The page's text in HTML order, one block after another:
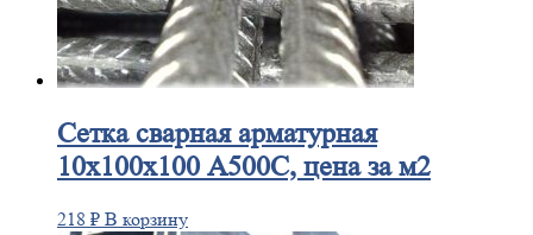
Сеткасварная арматурная
10х100х100 А500С, цена за м2
218 ₽ В корзину